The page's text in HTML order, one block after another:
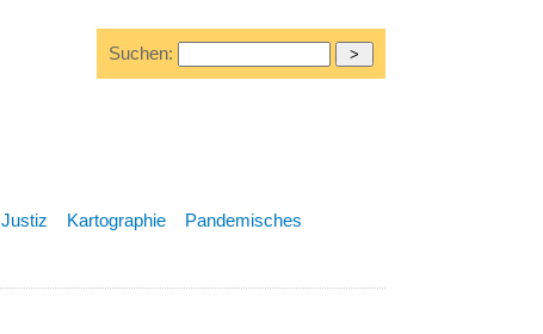
Suchen:
Justiz Kartographie
Pandemisches